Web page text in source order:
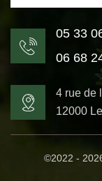
05 33
06 68
4 rue de
12000
©2022 -